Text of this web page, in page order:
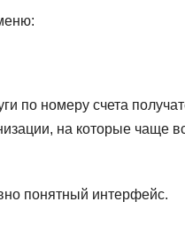
по номеру счета
на которые чаще
понятный интерфейс.